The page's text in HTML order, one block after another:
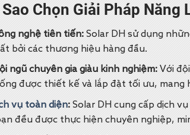
Chọn Giải Pháp Năng
nghệ tiên tiến:Solar DH sử dụng
bởi các thương hiệu hàng đầu.
ngũ chuyên gia giàu kinh nghiệm:Với
được thiết kế và lắp đặt tối ưu, mang
vụ toàn diện:Solar DH cung cấp dịch
đều được thực hiện chuyên nghiệp,